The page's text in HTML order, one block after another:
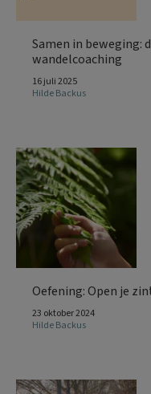
Samen in beweging:
wandelcoaching
16 juli 2025
Hilde Backus
Oefening: Open je
23 oktober 2024
Hilde Backus